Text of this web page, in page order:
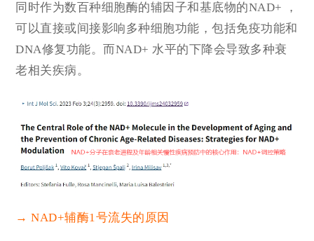
同时作为数百种细胞酶的辅因子和基底物的NAD+ ，
可以直接或间接影响多种细胞功能，包括免疫功能和
DNA修复功能。而NAD+ 水平的下降会导致多种衰
老相关疾病。
→ NAD+辅酶1号流失的原因